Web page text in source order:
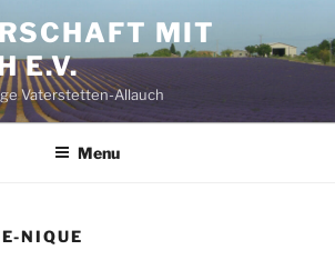
MIT
E.V.
Vaterstetten-Allauch
Menu
NIQUE